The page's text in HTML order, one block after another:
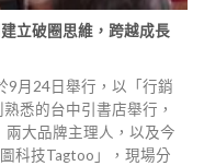
立破圈思維，跨越成長
9月24日舉行，以「行銷
悉的台中引書店舉行，
大品牌主理人，以及今
科技Tagtoo」，現場分